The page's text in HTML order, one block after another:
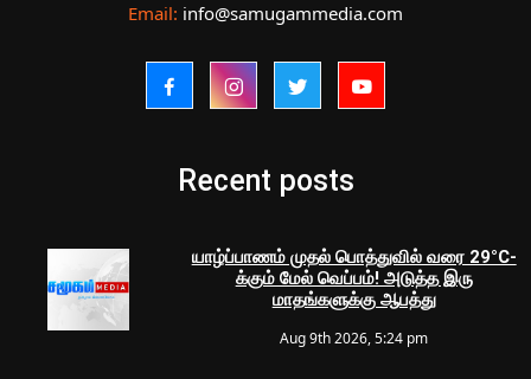
Email: info@samugammedia.com
Recent posts
யாழ்ப்பாணம் முதல் பொத்துவில் வரை 29°C-
க்கும் மேல் வெப்பம்! அடுத்த இரு
மாதங்களுக்கு ஆபத்து
Aug 9th 2026, 5:24 pm